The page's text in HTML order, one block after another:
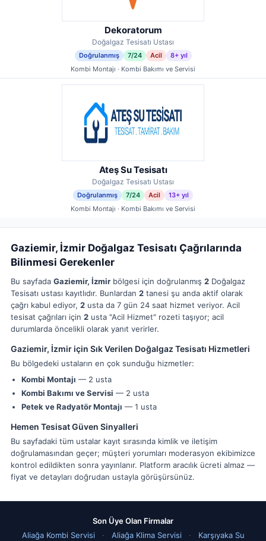
Dekoratorum
Doğalgaz Tesisatı Ustası
Doğrulanmış 7/24 Acil
8+ yıl
Kombi Montajı · Kombi Bakımı ve Servisi
Ateş Su Tesisatı
Doğalgaz Tesisatı Ustası
Doğrulanmış 7/24 Acil
13+ yıl
Kombi Montajı · Kombi Bakımı ve Servisi
Gaziemir, İzmir Doğalgaz Tesisatı Çağrılarında
Bilinmesi Gerekenler
Bu sayfada Gaziemir, İzmir bölgesi için doğrulanmış 2 Doğalgaz
Tesisatı ustası kayıtlıdır. Bunlardan 2 tanesi şu anda aktif olarak
çağrı kabul ediyor, 2 usta da 7 gün 24 saat hizmet veriyor. Acil
tesisat çağrıları için 2 usta "Acil Hizmet" rozeti taşıyor; acil
durumlarda öncelikli olarak yanıt verirler.
Gaziemir, İzmir için Sık Verilen Doğalgaz Tesisatı Hizmetleri
Bu bölgedeki ustaların en çok sunduğu hizmetler:
Kombi Montajı — 2 usta
Kombi Bakımı ve Servisi — 2 usta
Petek ve Radyatör Montajı — 1 usta
Hemen Tesisat Güven Sinyalleri
Bu sayfadaki tüm ustalar kayıt sırasında kimlik ve iletişim
doğrulamasından geçer; müşteri yorumları moderasyon ekibimizce
kontrol edildikten sonra yayınlanır. Platform aracılık ücreti almaz —
fiyat ve detayları doğrudan ustayla görüşürsünüz.
Son Üye Olan Firmalar
Aliağa Kombi Servisi
· Aliağa Klima Servisi · Karşıyaka Su